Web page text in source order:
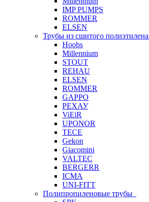
IMP PUMPS
ROMMER
ELSEN
Трубы из сшитого полиэтилена
Hoobs
Millennium
STOUT
REHAU
ELSEN
ROMMER
GAPPO
РЕХАУ
ViEiR
UPONOR
TECE
Gekon
Giacomini
VALTEC
BERGERR
ICMA
UNI-FITT
Полипропиленовые трубы